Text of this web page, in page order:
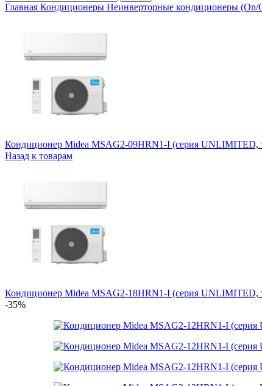
Главная Кондиционеры Неинверторные кондиционеры (On/
Кондиционер Midea MSAG2-09HRN1-I (серия UNLIMITED,
Назад к товарам
Кондиционер Midea MSAG2-18HRN1-I (серия UNLIMITED,
-35%